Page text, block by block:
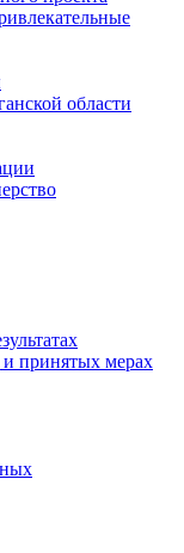
области
принятых мерах